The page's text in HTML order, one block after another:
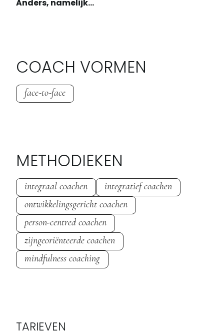
Anders, namelijk...
COACH VORMEN
face-to-face
METHODIEKEN
integraal coachen
integratief coachen
ontwikkelingsgericht coachen
person-centred coachen
zijngeoriënteerde coachen
mindfulness coaching
TARIEVEN